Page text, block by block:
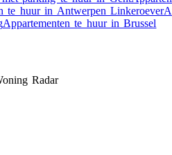
te huur in Antwerpen Linkeroever
Appartementen te huur in Brussel
Radar